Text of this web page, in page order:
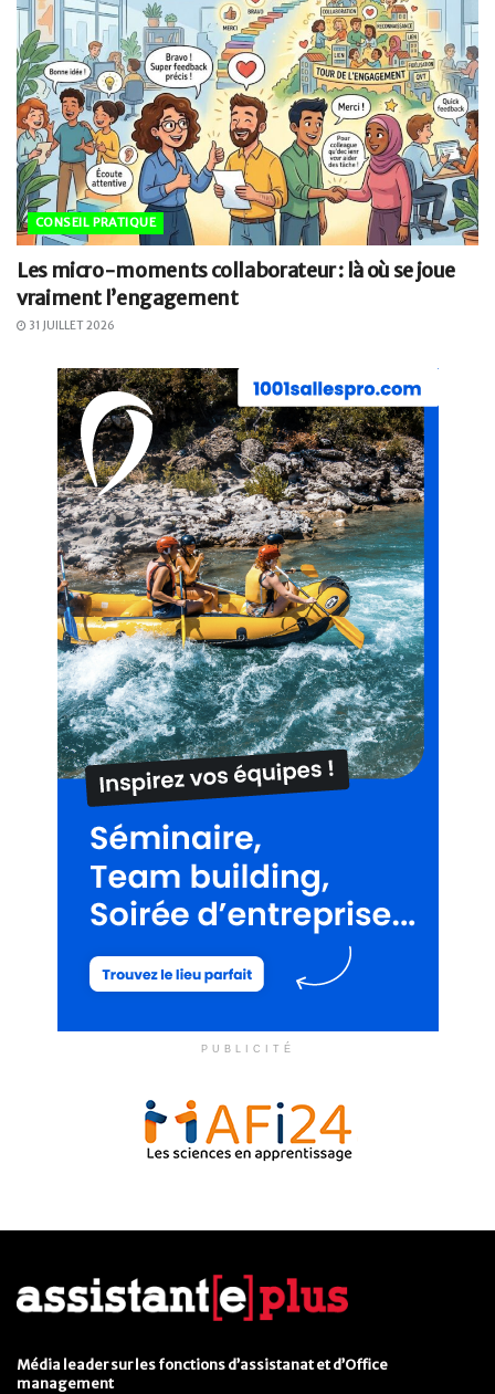
CONSEIL PRATIQUE
Les micro-moments collaborateur : là où se joue
vraiment l’engagement
31 JUILLET 2026
PUBLICITÉ
Média leader sur les fonctions d’assistanat et d’Office
management